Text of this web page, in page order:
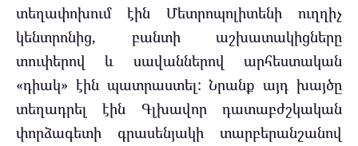
տեղափոխում էին Մետրոպոլիտենի ուղղիչ
կենտրոնից, բանտի աշխատակիցները
տուփերով և սավաններով արհեստական
«դիակ» էին պատրաստել: Նրանք այդ խայծը
տեղադրել էին Գլխավոր դատաբժշկական
փորձագետի գրասենյակի տարբերանշանով